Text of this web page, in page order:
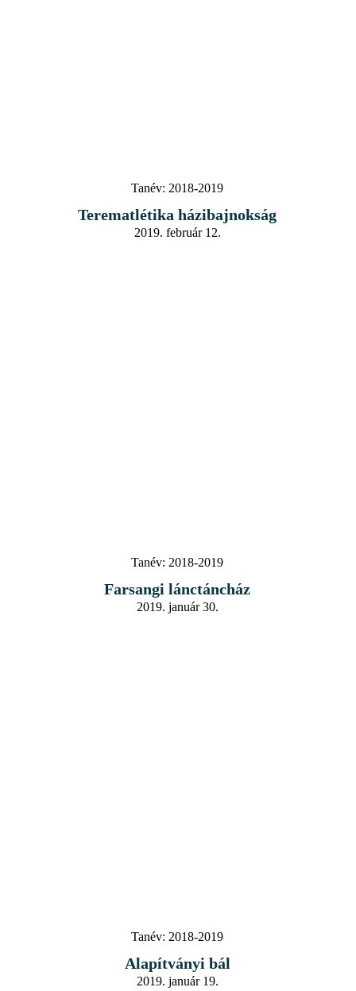
Tanév: 2018-2019
Terematlétika házibajnokság
2019. február 12.
Tanév: 2018-2019
Farsangi lánctáncház
2019. január 30.
Tanév: 2018-2019
Alapítványi bál
2019. január 19.